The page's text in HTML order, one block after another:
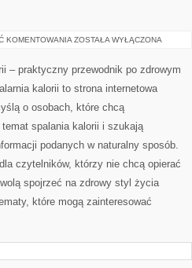
KOMENTOWANIA ZDROWE
ZOSTAŁA WYŁĄCZONA
– praktyczny przewodnik po zdrowym
kalorii to strona internetowa
o osobach, które chcą
spalania kalorii i szukają
podanych w naturalny sposób.
czytelników, którzy nie chcą opierać
spojrzeć na zdrowy styl życia
które mogą zainteresować